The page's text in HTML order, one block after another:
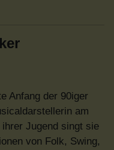
Anfang der 90iger
am
Jugend singt sie
von Folk, Swing,